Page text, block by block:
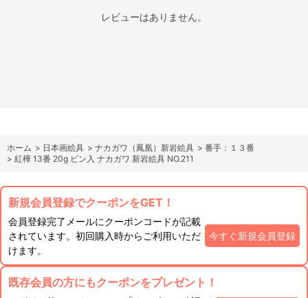
レビューはありません。
ホーム > 日本画絵具 > ナカガワ（鳳凰）新岩絵具 > 番手：１３番
> 紅樺 13番 20g ビン入 ナカガワ 新岩絵具 NO.211
新規会員登録でクーポンをGET！
会員登録完了メールにクーポンコードが記載
されています。初回購入時からご利用いただ
けます。
今すぐ新規会員登録
既存会員の方にもクーポンをプレゼント！